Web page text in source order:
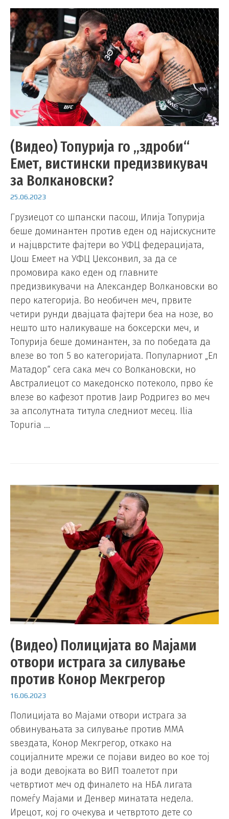
(Видео) Топурија го „здроби“
Емет, вистински предизвикувач
за Волкановски?
25.06.2023
Грузиецот со шпански пасош, Илија Топурија
беше доминантен против еден од најискусните
и најцврстите фајтери во УФЦ федерацијата,
Џош Емеет на УФЦ Џексонвил, за да се
промовира како еден од главните
предизвикувачи на Александер Волкановски во
перо категорија. Во необичен меч, првите
четири рунди двајцата фајтери беа на нозе, во
нешто што наликуваше на боксерски меч, и
Топурија беше доминантен, за по победата да
влезе во топ 5 во категоријата. Популарниот „Ел
Матадор“ сега сака меч со Волкановски, но
Австралиецот со македонско потеколо, прво ќе
влезе во кафезот против Јаир Родригез во меч
за апсолутната титула следниот месец. Ilia
Topuria …
(Видео) Полицијата во Мајами
отвори истрага за силување
против Конор Мекгрегор
16.06.2023
Полицијата во Мајами отвори истрага за
обвинувањата за силување против ММА
ѕвездата, Конор Мекгрегор, откако на
социјалните мрежи се појави видео во кое тој
ја води девојката во ВИП тоалетот при
четвртиот меч од финалето на НБА лигата
помеѓу Мајами и Денвер минатата недела.
Ирецот, кој го очекува и четвртото дете со